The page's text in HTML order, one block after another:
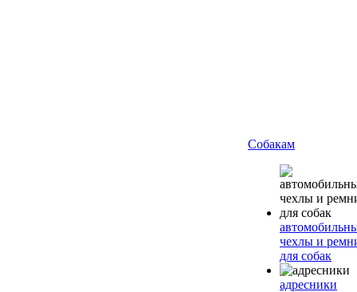
Собакам
чехлы и
для собак
адресники